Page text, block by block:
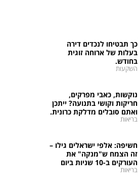
כך תבטיחו לנכדים דירה
בעלות של ארוחה זוגית
בחודש.
השקעות
נוקשות, כאבי מפרקים,
חריקות וקושי בתנועה? ייתכן
ואתם סובלים מדלקת כרונית.
בריאות
חשיפה: אלפי ישראלים גילו –
זה הצמח ש"מנקה" את
העורקים ב-10 שניות ביום
בריאות